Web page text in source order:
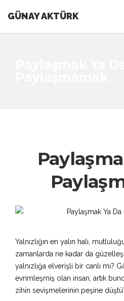
GÜNAY AKTÜRK
Yalnızlığın en yalın hali,
zamanlarda ne kadar da
yalnızlığa elverişli bir canlı mı?
evrimleşmiş olan insan, artık
zihin sevişmelerinin peşine